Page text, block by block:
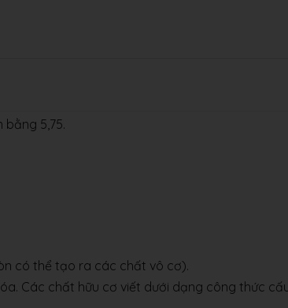
5,75.
có thể tạo ra các chất vô cơ).
Các chất hữu cơ viết dưới dạng công thức